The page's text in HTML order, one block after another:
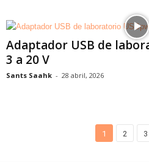
Adaptador USB de
3 a 20 V
Sants Saahk - 28 abril, 2026
1 2 3